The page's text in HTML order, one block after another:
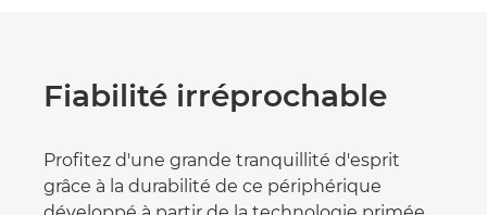
Fiabilité irréprochable
Profitez d'une grande tranquillité d'esprit
grâce à la durabilité de ce périphérique